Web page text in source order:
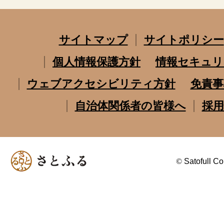
サイトマップ
サイトポリシー
個人情報保護方針
情報セキュ
ウェブアクセシビリティ方針
免責
自治体関係者の皆様へ
採
© Satofull